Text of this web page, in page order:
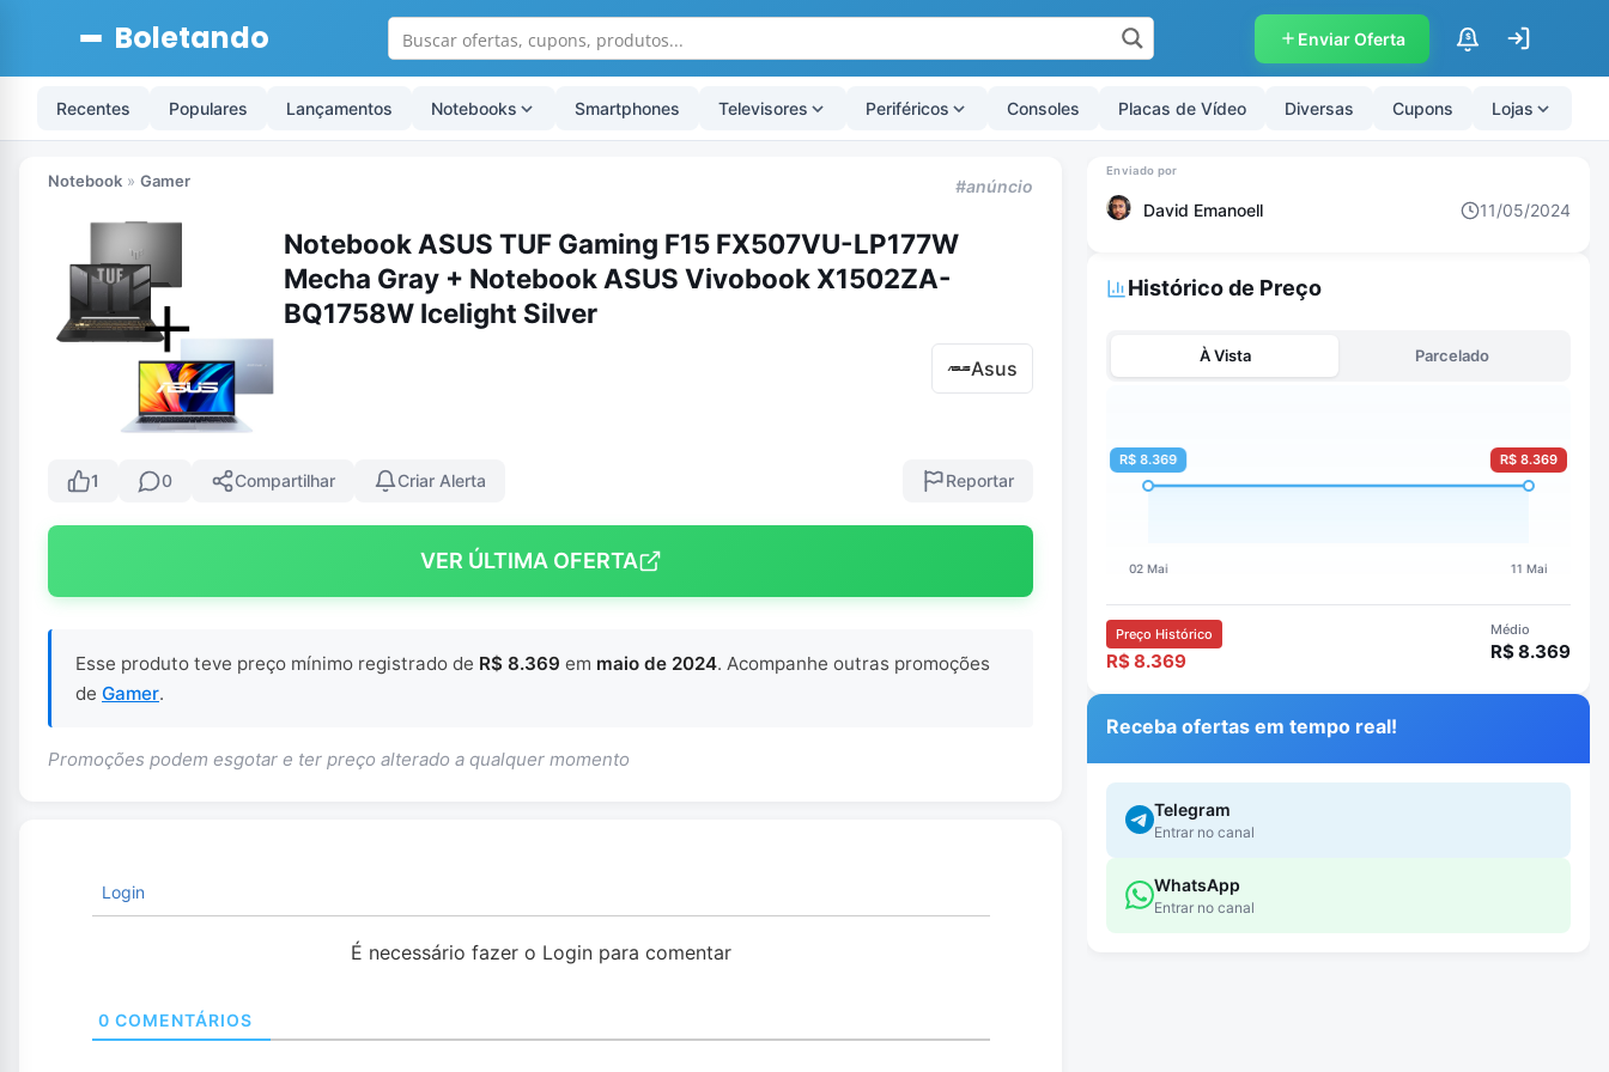
Boletando Enviar Oferta $
Recentes Populares Lançamentos Notebooks Smartphones Televisores Periféricos Consoles Placas de Vídeo Diversas Cupons Lojas
Notebook » Gamer #anúncio
Notebook ASUS TUF Gaming F15 FX507VU-LP177W
Mecha Gray + Notebook ASUS Vivobook X1502ZA-
BQ1758W Icelight Silver
Asus
1 0 Compartilhar Criar Alerta Reportar
VER ÚLTIMA OFERTA
Esse produto teve preço mínimo registrado de R$ 8.369 em maio de 2024. Acompanhe outras promoções
de Gamer.
Promoções podem esgotar e ter preço alterado a qualquer momento
Login
É necessário fazer o Login para comentar
0 COMENTÁRIOS
David Emanoell 11/05/2024
Histórico de Preço
À Vista Parcelado
Preço Histórico
R$ 8.369
Médio
R$ 8.369
Receba ofertas em tempo real!
Telegram
Entrar no canal
WhatsApp
Entrar no canal